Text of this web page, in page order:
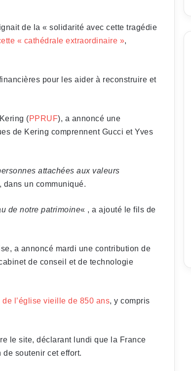
de la « solidarité avec cette tragédie
« cathédrale extraordinaire »,
pour les aider à reconstruire et
(PPRUF), a annoncé une
de Kering comprennent Gucci et Yves
attachées aux valeurs
un communiqué.
de notre patrimoine« , a ajouté le fils de
a annoncé mardi une contribution de
de conseil et de technologie
l’église vieille de 850 ans, y compris
le site, déclarant lundi que la France
soutenir cet effort.